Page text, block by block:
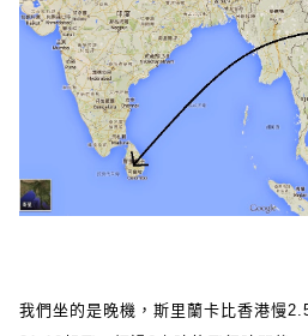
我們坐的是晚機，斯里蘭卡比香港慢